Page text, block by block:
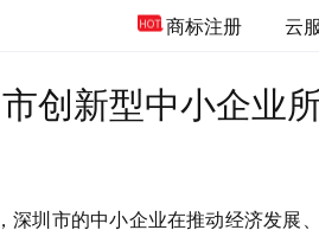
商标注册 云
创新型中小企业
市的中小企业在推动经济发展